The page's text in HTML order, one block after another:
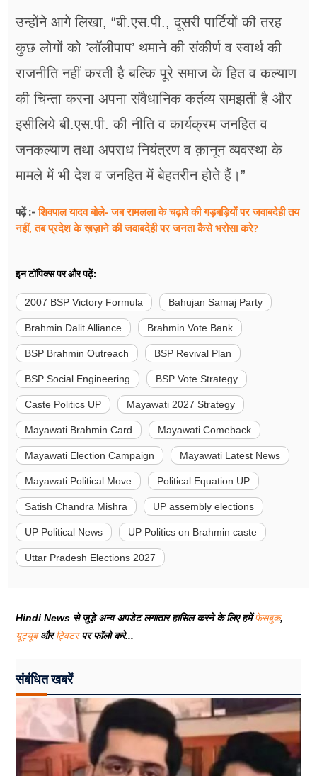
उन्होंने आगे लिखा, “बी.एस.पी., दूसरी पार्टियों की तरह
कुछ लोगों को ’लॉलीपाप’ थमाने की संकीर्ण व स्वार्थ की
राजनीति नहीं करती है बल्कि पूरे समाज के हित व कल्याण
की चिन्ता करना अपना संवैधानिक कर्तव्य समझती है और
इसीलिये बी.एस.पी. की नीति व कार्यक्रम जनहित व
जनकल्याण तथा अपराध नियंत्रण व क़ानून व्यवस्था के
मामले में भी देश व जनहित में बेहतरीन होते हैं।”
पढ़ें :-शिवपाल यादव बोले- जब रामलला के चढ़ावे की गड़बड़ियों पर जवाबदेही तय
नहीं, तब प्रदेश के ख़ज़ाने की जवाबदेही पर जनता कैसे भरोसा करे?
इन टॉपिक्स पर और पढ़ें:
2007 BSP Victory Formula Bahujan Samaj Party
Brahmin Dalit Alliance Brahmin Vote Bank
BSP Brahmin Outreach BSP Revival Plan
BSP Social Engineering BSP Vote Strategy
Caste Politics UP Mayawati 2027 Strategy
Mayawati Brahmin Card Mayawati Comeback
Mayawati Election Campaign Mayawati Latest News
Mayawati Political Move Political Equation UP
Satish Chandra Mishra UP assembly elections
UP Political News UP Politics on Brahmin caste
Uttar Pradesh Elections 2027
Hindi News से जुड़े अन्य अपडेट लगातार हासिल करने के लिए हमेंफेसबुक,
यूट्यूबऔरट्विटरपर फॉलो करे...
संबंधित खबरें